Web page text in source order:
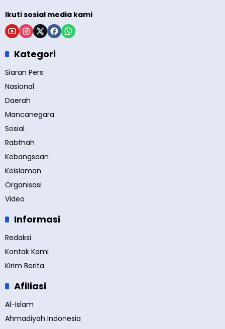
Ikuti sosial media kami
Kategori
Siaran Pers
Nasional
Daerah
Mancanegara
Sosial
Rabthah
Kebangsaan
Keislaman
Organisasi
Video
Informasi
Redaksi
Kontak Kami
Kirim Berita
Afiliasi
Al-Islam
Ahmadiyah Indonesia